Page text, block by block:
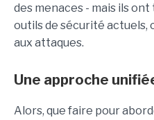
des menaces - mais ils
outils de sécurité actuels,
aux attaques.
Une approche
Alors, que faire pour